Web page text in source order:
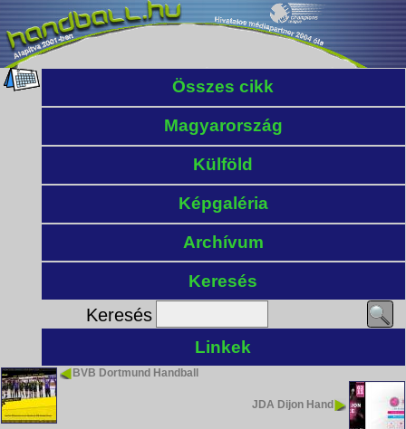
Összes cikk
Magyarország
Külföld
Képgaléria
Archívum
Keresés
Keresés
Linkek
BVB Dortmund Handball
JDA Dijon Hand